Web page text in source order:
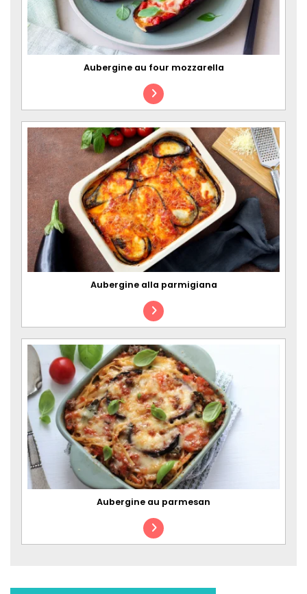
Aubergine au four mozzarella
Aubergine alla parmigiana
Aubergine au parmesan